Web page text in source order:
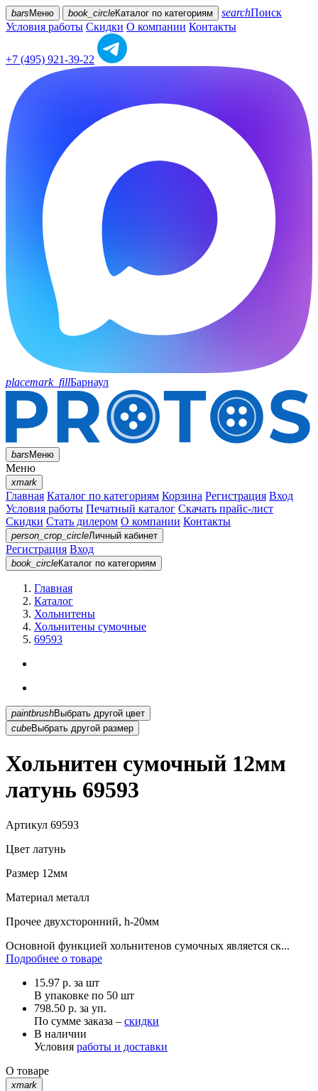
bars Меню book_circleКаталог по категориям searchПоиск
Условия работы Скидки О компании Контакты
+7 (495) 921-39-22
placemark_fillБарнаул
barsМеню
Меню
xmark
Главная Каталог по категориям Корзина Регистрация Вход
Условия работы Печатный каталог Скачать прайс-лист
Скидки Стать дилером О компании Контакты
person_crop_circleЛичный кабинет
Регистрация Вход
book_circleКаталог по категориям
Главная
Каталог
Хольнитены
Хольнитены сумочные
69593
paintbrush
Выбрать другой цвет
cubeВыбрать другой размер
Хольнитен сумочный 12мм
латунь 69593
Артикул 69593
Цвет латунь
Размер 12мм
Материал металл
Прочее двухсторонний, h-20мм
Основной функцией хольнитенов сумочных является ск...
Подробнее о товаре
15.97 р. за шт
В упаковке по 50 шт
798.50 р. за уп.
По сумме заказа – скидки
В наличии
Условия работы и доставки
О товаре
xmark